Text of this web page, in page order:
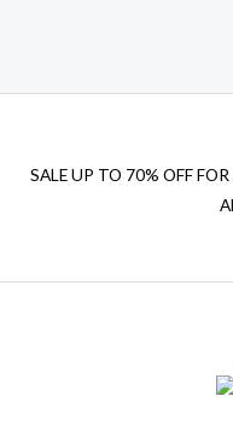
SALE UP TO 70% OFF